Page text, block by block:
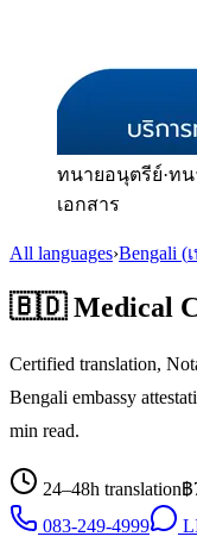
ทนายอนุตรีย์·ทน
เอกสาร
All languages›Bengali (
🇧🇩 Medical
Certified translation,
Bengali embassy
min read.
24–48h translation฿
083-249-4999